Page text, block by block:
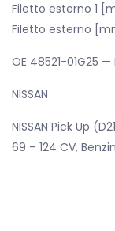
Filetto esterno 1
Filetto esterno
OE 48521-01G25 —
NISSAN
NISSAN Pick Up
69 – 124 CV,